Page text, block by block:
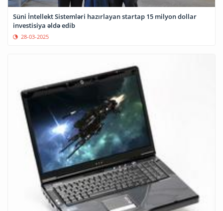
Süni İntellekt Sistemləri hazırlayan startap 15 milyon dollar
investisiya əldə edib
28-03-2025